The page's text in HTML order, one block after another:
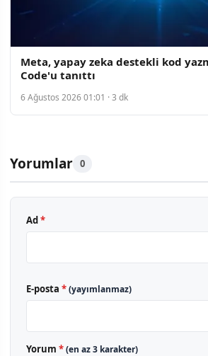
Meta, yapay zeka destekli kod
Code'u tanıttı
6 Ağustos 2026 01:01 · 3 dk
Yorumlar 0
Ad*
E-posta *(yayımlanmaz)
Yorum *(en az 3 karakter)